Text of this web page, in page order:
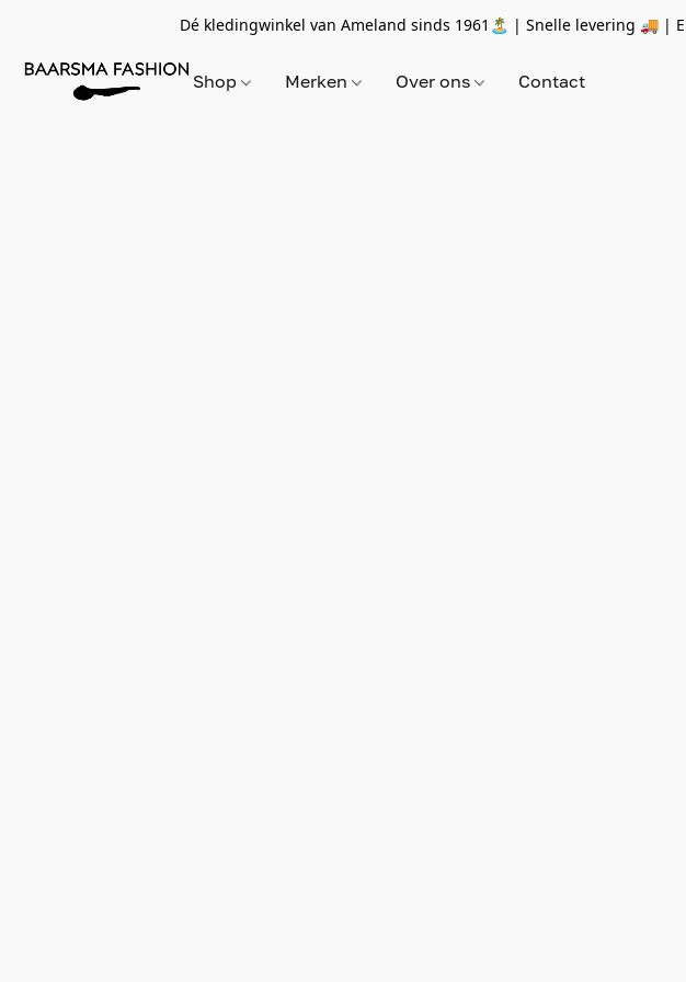
Dé kledingwinkel van Ameland sinds 1961🏝 | Snelle levering 🚚 |
Shop Merken Over ons Contact